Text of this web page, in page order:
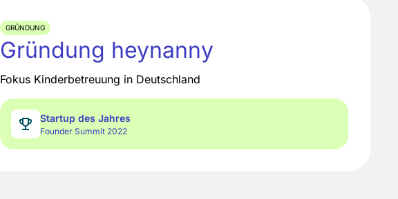
GRÜNDUNG
Gründung heynanny
Fokus Kinderbetreuung in Deutschland
Startup des Jahres
Founder Summit 2022